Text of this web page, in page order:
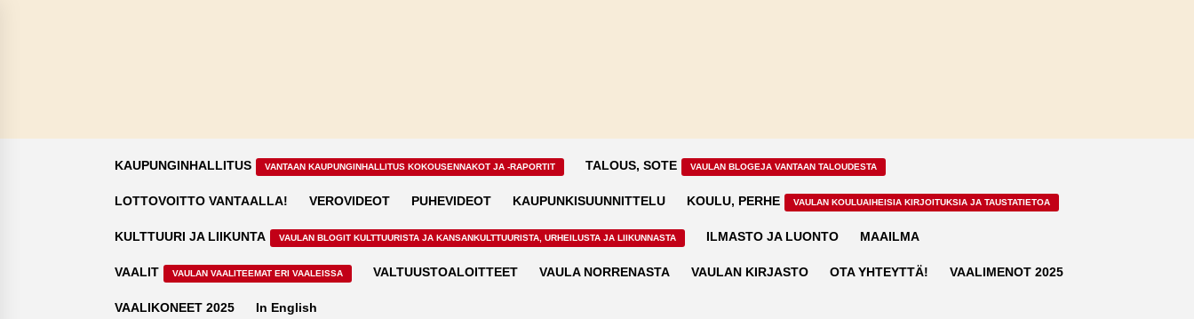
KAUPUNGINHALLITUS VANTAAN KAUPUNGINHALLITUS KOKOUSENNAKOT JA -RAPORTIT TALOUS, SOTE VAULAN BLOGEJA VANTAAN TALOUDESTA
LOTTOVOITTO VANTAALLA! VEROVIDEOT PUHEVIDEOT KAUPUNKISUUNNITTELU KOULU, PERHE VAULAN KOULUAIHEISIA KIRJOITUKSIA JA TAUSTATIETOA
KULTTUURI JA LIIKUNTA VAULAN BLOGIT KULTTUURISTA JA KANSANKULTTUURISTA, URHEILUSTA JA LIIKUNNASTA ILMASTO JA LUONTO MAAILMA
VAALIT VAULAN VAALITEEMAT ERI VAALEISSA VALTUUSTOALOITTEET VAULA NORRENASTA VAULAN KIRJASTO OTA YHTEYTTÄ! VAALIMENOT 2025
VAALIKONEET 2025 In English